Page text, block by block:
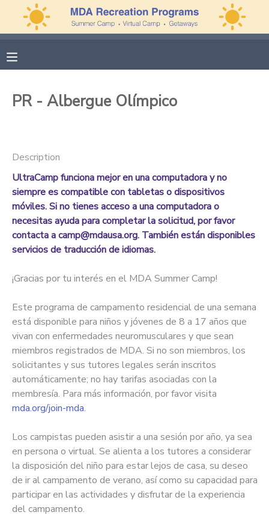
PR - Albergue Olímpico
Description
UltraCamp funciona mejor en una computadora y no
siempre es compatible con tabletas o dispositivos
móviles. Si no tienes acceso a una computadora o
necesitas ayuda para completar la solicitud, por favor
contacta a camp@mdausa.org. También están disponibles
servicios de traducción de idiomas.
¡Gracias por tu interés en el MDA Summer Camp!
Este programa de campamento residencial de una semana
está disponible para niños y jóvenes de 8 a 17 años que
vivan con enfermedades neuromusculares y que sean
miembros registrados de MDA. Si no son miembros, los
solicitantes y sus tutores legales serán inscritos
automáticamente; no hay tarifas asociadas con la
membresía. Para más información, por favor visita
mda.org/join-mda.
Los campistas pueden asistir a una sesión por año, ya sea
en persona o virtual. Se alienta a los tutores a considerar
la disposición del niño para estar lejos de casa, su deseo
de ir al campamento de verano, así como su capacidad para
participar en las actividades y disfrutar de la experiencia
del campamento.
MAKE A PAYMENT
MESSAGE CENTER
PHOTO GALLERY